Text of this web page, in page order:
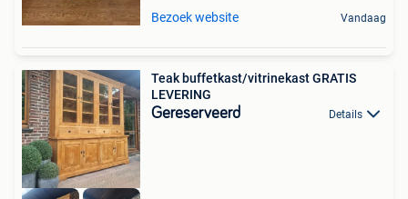
Bezoek website Vandaag
Teak buffetkast/vitrinekast GRATIS
LEVERING
Gereserveerd Details